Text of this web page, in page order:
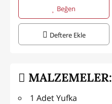
Beğen
Deftere Ekle
MALZEMELER:
1 Adet Yufka